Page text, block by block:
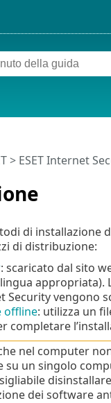
> ESET Internet
di installazione
di distribuzione:
: scaricato dal sito
appropriata).
Security vengono
offline: utilizza un
completare
nel computer
su un singolo
dei software